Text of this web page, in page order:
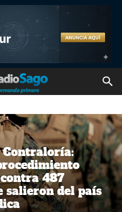
487
salieron del país